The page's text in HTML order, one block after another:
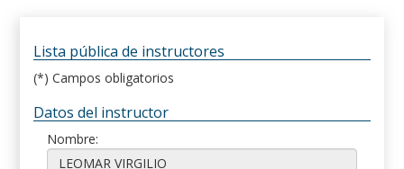
Lista pública de instructores
(*) Campos obligatorios
Datos del instructor
Nombre: